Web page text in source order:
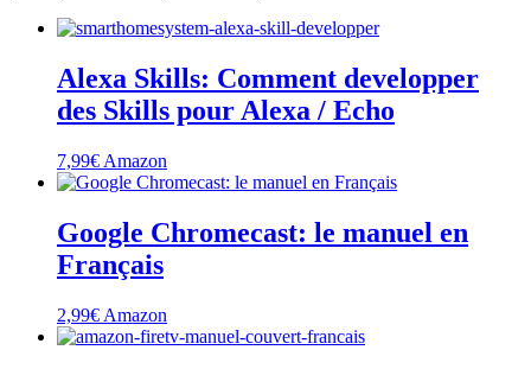
au
ancien
Alexa Skills: Comment developper
des Skills pour Alexa / Echo
7,99€ Amazon
Google Chromecast: le manuel en
Français
2,99€ Amazon